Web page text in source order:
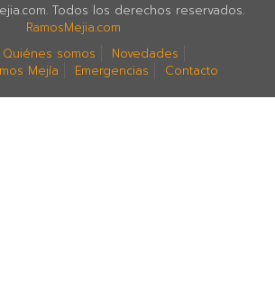
Todos los derechos reservados.
RamosMejia.com
Quiénes somos
Novedades
Mejía
Emergencias Contacto